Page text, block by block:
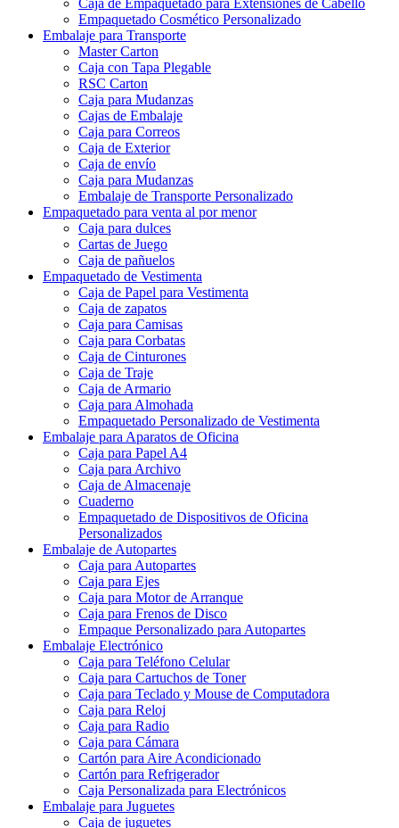
Caja para peluca
Caja para Mascarilla
Caja de Empaquetado para Extensiones de Cabello
Empaquetado Cosmético Personalizado
Embalaje para Transporte
Master Carton
Caja con Tapa Plegable
RSC Carton
Caja para Mudanzas
Cajas de Embalaje
Caja para Correos
Caja de Exterior
Caja de envío
Caja para Mudanzas
Embalaje de Transporte Personalizado
Empaquetado para venta al por menor
Caja para dulces
Cartas de Juego
Caja de pañuelos
Empaquetado de Vestimenta
Caja de Papel para Vestimenta
Caja de zapatos
Caja para Camisas
Caja para Corbatas
Caja de Cinturones
Caja de Traje
Caja de Armario
Caja para Almohada
Empaquetado Personalizado de Vestimenta
Embalaje para Aparatos de Oficina
Caja para Papel A4
Caja para Archivo
Caja de Almacenaje
Cuaderno
Empaquetado de Dispositivos de Oficina
Personalizados
Embalaje de Autopartes
Caja para Autopartes
Caja para Ejes
Caja para Motor de Arranque
Caja para Frenos de Disco
Empaque Personalizado para Autopartes
Embalaje Electrónico
Caja para Teléfono Celular
Caja para Cartuchos de Toner
Caja para Teclado y Mouse de Computadora
Caja para Reloj
Caja para Radio
Caja para Cámara
Cartón para Aire Acondicionado
Cartón para Refrigerador
Caja Personalizada para Electrónicos